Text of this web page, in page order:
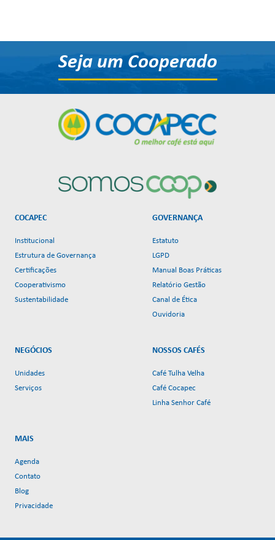
Seja um Cooperado
COCAPEC
Institucional
Estrutura de Governança
Certificações
Cooperativismo
Sustentabilidade
GOVERNANÇA
Estatuto
LGPD
Manual Boas Práticas
Relatório Gestão
Canal de Ética
Ouvidoria
NEGÓCIOS
Unidades
Serviços
NOSSOS CAFÉS
Café Tulha Velha
Café Cocapec
Linha Senhor Café
MAIS
Agenda
Contato
Blog
Privacidade